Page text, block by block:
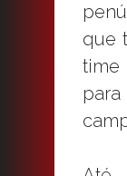
que
time